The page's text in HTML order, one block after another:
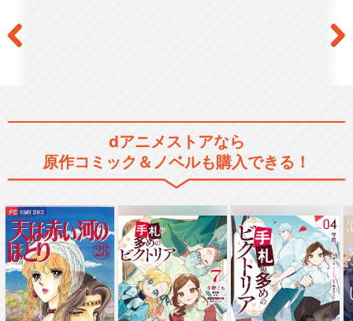
dアニメストアなら
原作コミック＆ノベルも購入できる！